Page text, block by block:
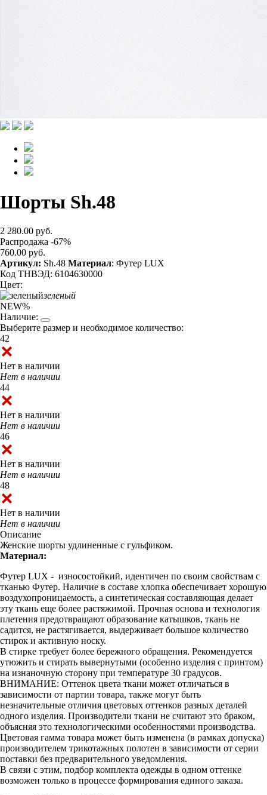
Шорты Sh.48
2 280.00 руб.
Распродажа -67%
760.00 руб.
Артикул: Sh.48 Материал: Футер LUX
Код ТНВЭД: 6104630000
Цвет:
зеленый
NEW%
Наличие:
Выберите размер и необходимое количество:
42
Нет в наличии
Нет в наличии
44
Нет в наличии
Нет в наличии
46
Нет в наличии
Нет в наличии
48
Нет в наличии
Нет в наличии
Описание
Женские шорты удлиненные с гульфиком.
Материал:
Футер LUX - износостойкий, идентичен по своим свойствам с
тканью Футер. Наличие в составе хлопка обеспечивает хорошую
воздухопроницаемость, а синтетическая составляющая делает
эту ткань еще более растяжимой. Прочная основа и технология
плетения предотвращают образование катышков, ткань не
садится, не растягивается, выдерживает большое количество
стирок и активную носку.
В стирке требует более бережного обращения. Рекомендуется
утюжить и стирать вывернутыми (особенно изделия с принтом)
на изнаночную сторону при температуре 30 градусов.
ВНИМАНИЕ: Оттенок цвета ткани может отличаться в
зависимости от партии товара, также могут быть
незначительные отличия цветовых оттенков разных деталей
одного изделия. Производители ткани не считают это браком,
объясняя это технологическими особенностями производства.
Цветовая гамма товара может быть изменена (в рамках допуска)
производителем трикотажных полотен в зависимости от серии
поставки без предварительного уведомления.
В связи с этим, подбор комплекта одежды в одном оттенке
возможен только в процессе формирования единого заказа.